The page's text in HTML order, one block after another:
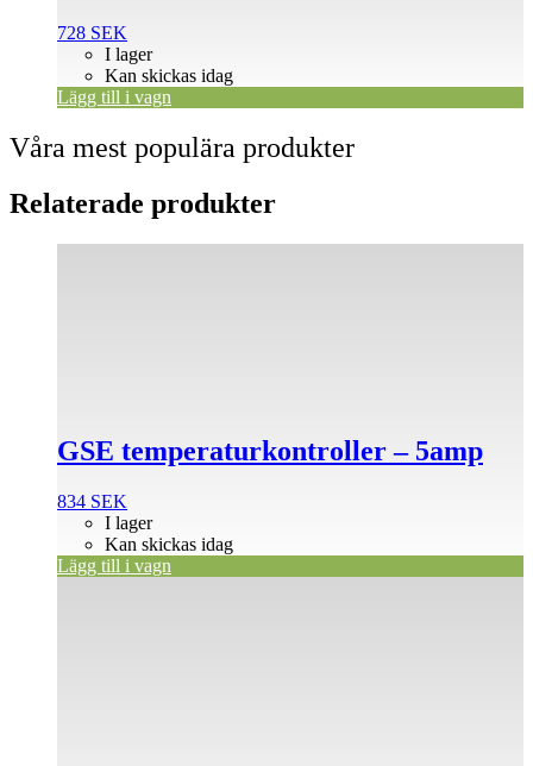
728 SEK
I lager
Kan skickas idag
Lägg till i vagn
Våra mest populära produkter
Relaterade produkter
GSE temperaturkontroller – 5amp
834 SEK
I lager
Kan skickas idag
Lägg till i vagn